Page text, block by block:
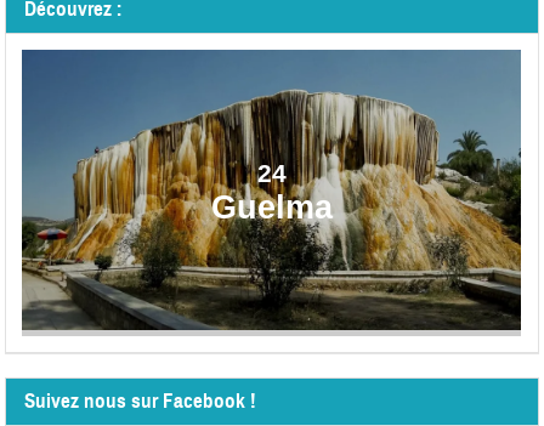
Découvrez :
24
Guelma
Suivez nous sur Facebook !